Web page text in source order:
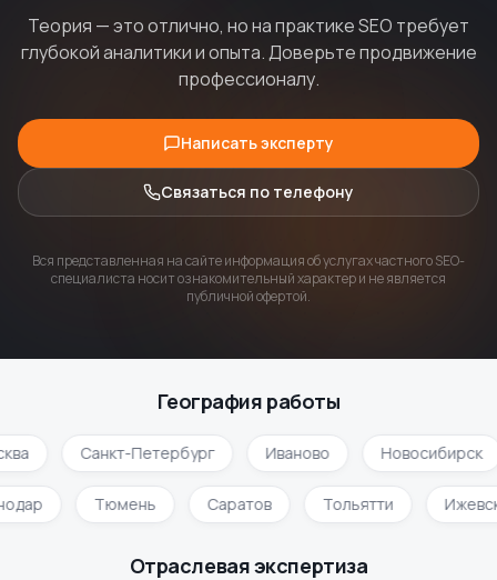
Теория — это отлично, но на практике SEO требует
глубокой аналитики и опыта. Доверьте продвижение
профессионалу.
Написать эксперту
Связаться по телефону
Вся представленная на сайте информация об услугах частного SEO-
специалиста носит ознакомительный характер и не является
публичной офертой.
География работы
Санкт-Петербург Иваново Новосибирск
Тюмень Саратов Тольятти
Отраслевая экспертиза